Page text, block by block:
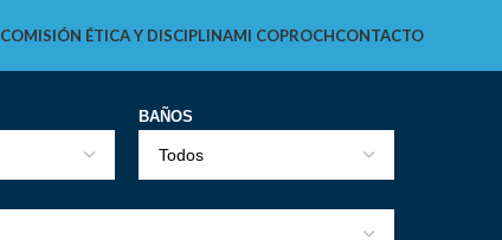
COMISIÓN ÉTICA Y DISCIPLINAMI COPROCHCONTACTO
BAÑOS